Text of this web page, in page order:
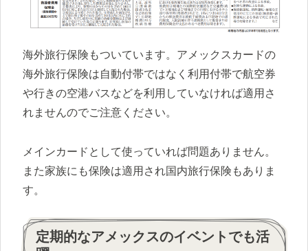
海外旅行保険もついています。アメックスカードの
海外旅行保険は自動付帯ではなく利用付帯で航空券
や行きの空港バスなどを利用していなければ適用さ
れませんのでご注意ください。
メインカードとして使っていれば問題ありません。
また家族にも保険は適用され国内旅行保険もありま
す。
定期的なアメックスのイベントでも活